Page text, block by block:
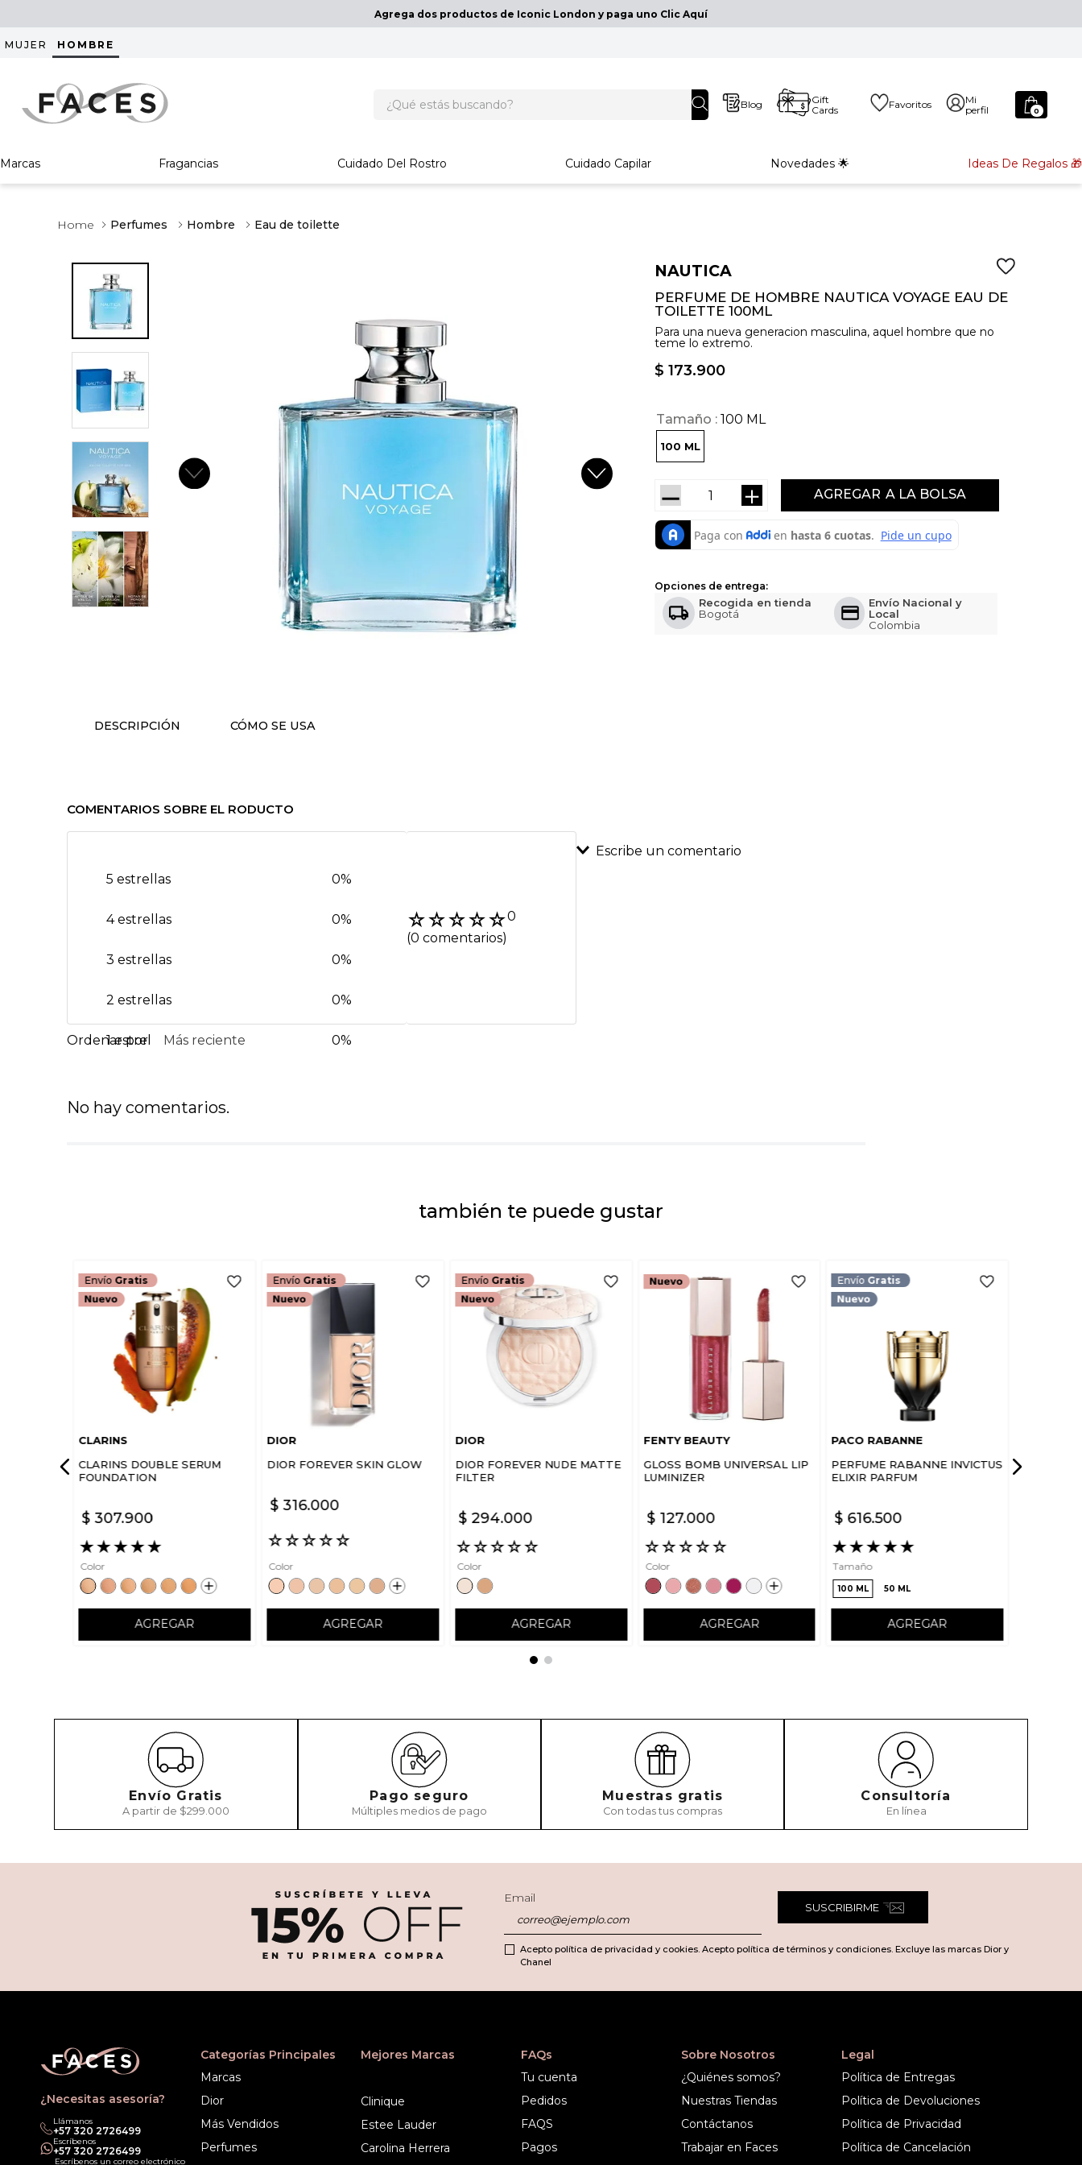
Agrega dos productos de Iconic London y paga uno Clic Aquí
MUJER HOMBRE
Blog
Gift
Cards
Favoritos
Mi
perfil
0
Marcas Fragancias Cuidado Del Rostro Cuidado Capilar Novedades 🌟 Ideas De Regalos 🎁
Perfumes Hombre Eau de toilette
NAUTICA
PERFUME DE HOMBRE NAUTICA VOYAGE EAU DE
TOILETTE 100ML
Para una nueva generacion masculina, aquel hombre que no
teme lo extremo.
$ 173.900
Tamaño 100 ML
100 ML
AGREGAR
＋
－
Opciones de entrega:
Recogida en tienda
Bogotá
Envío Nacional y
Local
Colombia
DESCRIPCIÓN CÓMO SE USA
COMENTARIOS SOBRE EL RODUCTO
☆☆☆☆☆0
(0 comentarios)
5 estrellas 0%
4 estrellas 0%
3 estrellas 0%
2 estrellas 0%
1 estrella 0%
Escribe un comentario
Más reciente
No hay comentarios.
también te puede gustar
Envío Gratis
CLARINS
CLARINS DOUBLE SERUM
FOUNDATION
$ 307.900
★★★★★
Color
AGREGAR
Envío Gratis
DIOR
DIOR FOREVER SKIN GLOW
$ 316.000
☆☆☆☆☆
Color
AGREGAR
Envío Gratis
DIOR
DIOR FOREVER NUDE MATTE
FILTER
$ 294.000
☆☆☆☆☆
Color
AGREGAR
FENTY BEAUTY
GLOSS BOMB UNIVERSAL LIP
LUMINIZER
$ 127.000
☆☆☆☆☆
Color
AGREGAR
Envío Gratis
PACO RABANNE
PERFUME RABANNE INVICTUS
ELIXIR PARFUM
$ 616.500
★★★★★
Tamaño
100 ML 50 ML
AGREGAR
Envío Gratis
A partir de $299.000
Pago seguro
Múltiples medios de pago
Muestras gratis
Con todas tus compras
Consultoría
En línea
Email
SUSCRIBIRME
Acepto política de privacidad y cookies. Acepto política de términos y condiciones. Excluye las marcas Dior y
Chanel
¿Necesitas asesoría?
Llámanos
‎+57 320 2726499
Escríbenos
‎+57 320 2726499
Escríbenos un correo electrónico
Categorías Principales
Marcas
Dior
Más Vendidos
Perfumes
Mejores Marcas
Clinique
Estee Lauder
Carolina Herrera
FAQs
Tu cuenta
Pedidos
FAQS
Pagos
Sobre Nosotros
¿Quiénes somos?
Nuestras Tiendas
Contáctanos
Trabajar en Faces
Legal
Política de Entregas
Política de Devoluciones
Política de Privacidad
Política de Cancelación